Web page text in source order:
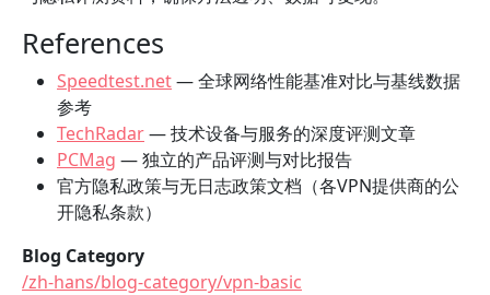
References
Speedtest.net— 全球网络性能基准对比与基线数据
参考
TechRadar— 技术设备与服务的深度评测文章
PCMag — 独立的产品评测与对比报告
官方隐私政策与无日志政策文档（各VPN提供商的公
开隐私条款）
Blog Category
/zh-hans/blog-category/vpn-basic